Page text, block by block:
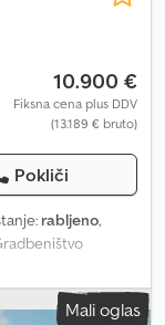
10.900 €
Fiksna cena plus DDV
(13.189 € bruto)
Pokliči
rabljeno,
209 x 129
R Tts Aphea Za
Mali oglas